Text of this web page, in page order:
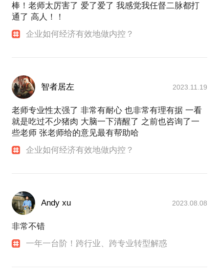
棒！老师太厉害了 爱了爱了 我感觉我任督二脉都打
通了 高人！！
企业如何经济有效地做内控？
智者居左 2023.11.19
老师专业性太强了 非常有耐心 也非常有理有据 一看
就是吃过不少猪肉 大脑一下清醒了 之前也咨询了一
些老师 张老师给的意见最有帮助哈
企业如何经济有效地做内控？
Andy xu 2023.08.08
非常不错
一年一台阶！跨行业、跨专业转型解惑